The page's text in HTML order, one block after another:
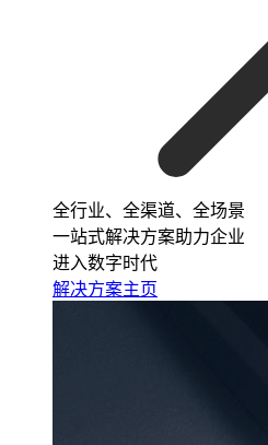
全行业、全渠道、全场景
一站式解决方案助力企业
进入数字时代
解决方案主页